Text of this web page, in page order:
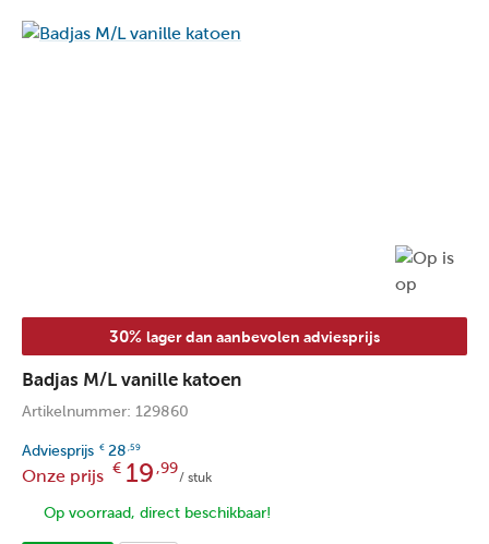
30% lager dan aanbevolen adviesprijs
Badjas M/L vanille katoen
Artikelnummer: 129860
Adviesprijs € 28 ,59
Onze prijs € 19 ,99
/ stuk
Op voorraad, direct beschikbaar!